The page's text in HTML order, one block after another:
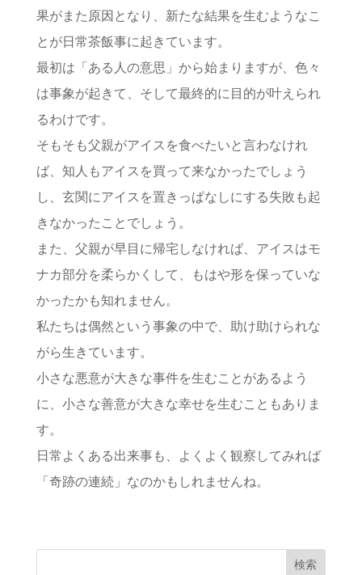
果がまた原因となり、新たな結果を生むようなこ
とが日常茶飯事に起きています。
最初は「ある人の意思」から始まりますが、色々
は事象が起きて、そして最終的に目的が叶えられ
るわけです。
そもそも父親がアイスを食べたいと言わなけれ
ば、知人もアイスを買って来なかったでしょう
し、玄関にアイスを置きっぱなしにする失敗も起
きなかったことでしょう。
また、父親が早目に帰宅しなければ、アイスはモ
ナカ部分を柔らかくして、もはや形を保っていな
かったかも知れません。
私たちは偶然という事象の中で、助け助けられな
がら生きています。
小さな悪意が大きな事件を生むことがあるよう
に、小さな善意が大きな幸せを生むこともありま
す。
日常よくある出来事も、よくよく観察してみれば
「奇跡の連続」なのかもしれませんね。
検索